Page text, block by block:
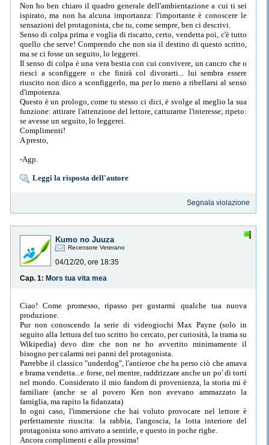
Non ho ben chiaro il quadro generale dell'ambientazione a cui ti sei
ispirato, ma non ha alcuna importanza: l'importante è conoscere le
sensazioni del protagonista, che tu, come sempre, ben ci descrivi.
Senso di colpa prima e voglia di riscatto, certo, vendetta poi, c'è tutto
quello che serve! Comprendo che non sia il destino di questo scritto,
ma se ci fosse un seguito, lo leggerei.
Il senso di colpa è una vera bestia con cui convivere, un cancro che o
riesci a sconfiggere o che finirà col divorarti... lui sembra essere
riuscito non dico a sconfiggerlo, ma per lo meno a ribellarsi al senso
d'impotenza.
Questo è un prologo, come tu stesso ci dici, è svolge al meglio la sua
funzione: attirare l'attenzione del lettore, catturarne l'interesse; ripeto:
se avesse un seguito, lo leggerei.
Complimenti!
A presto,
-Agp.
Leggi la risposta dell'autore
Segnala violazione
Kumo no Juuza
Recensore Veterano
04/12/20, ore 18:35
Cap. 1: Mors tua vita mea
Ciao! Come promesso, ripasso per gustarmi qualche tua nuova
produzione.
Pur non conoscendo la serie di videogiochi Max Payne (solo in
seguito alla lettura del tuo scritto ho cercato, per curiosità, la trama su
Wikipedia) devo dire che non ne ho avvertito minimamente il
bisogno per calarmi nei panni del protagonista.
Parrebbe il classico "underdog", l'antieroe che ha perso ciò che amava
e brama vendetta...e forse, nel mentre, raddrizzare anche un po' di torti
nel mondo. Considerato il mio fandom di provenienza, la storia mi è
familiare (anche se al povero Ken non avevano ammazzato la
famiglia, ma rapito la fidanzata)
In ogni caso, l'immersione che hai voluto provocare nel lettore è
perfettamente riuscita: la rabbia, l'angoscia, la lotta interiore del
protagonista sono arrivato a sentirle, e questo in poche righe.
Ancora complimenti e alla prossima!